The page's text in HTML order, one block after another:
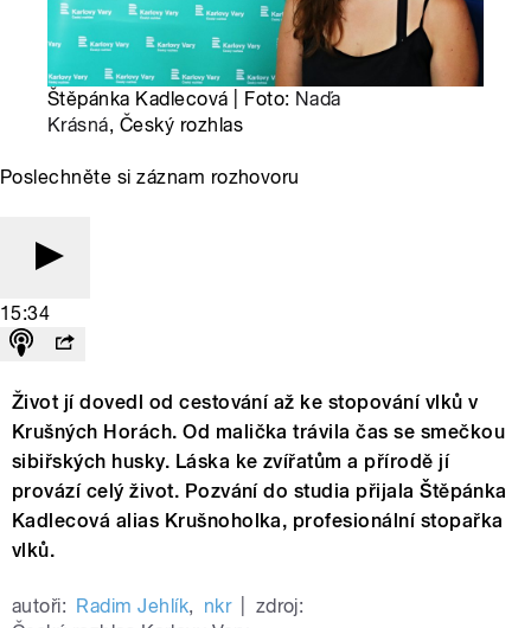
Štěpánka Kadlecová | Foto: Naďa
Krásná, Český rozhlas
Poslechněte si záznam rozhovoru
15:34
Život jí dovedl od cestování až ke stopování vlků v
Krušných Horách. Od malička trávila čas se smečkou
sibiřských husky. Láska ke zvířatům a přírodě jí
provází celý život. Pozvání do studia přijala Štěpánka
Kadlecová alias Krušnoholka, profesionální stopařka
vlků.
autoři: Radim Jehlík, nkr
zdroj: